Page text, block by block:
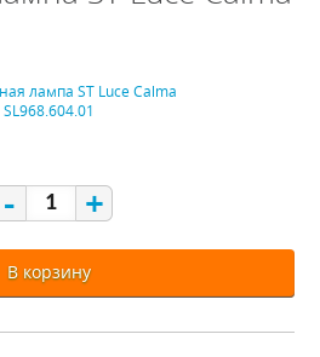
- +
В корзину